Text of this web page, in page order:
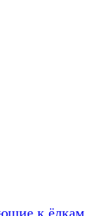
к ёлкам